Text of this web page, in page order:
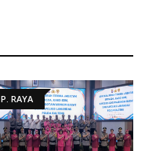
P. RAYA